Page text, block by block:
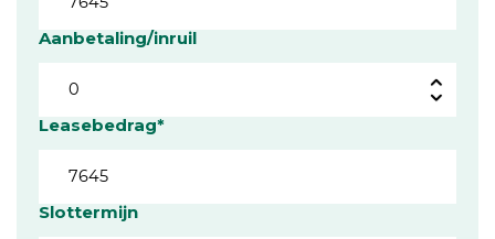
Aanbetaling/inruil
Leasebedrag*
Slottermijn